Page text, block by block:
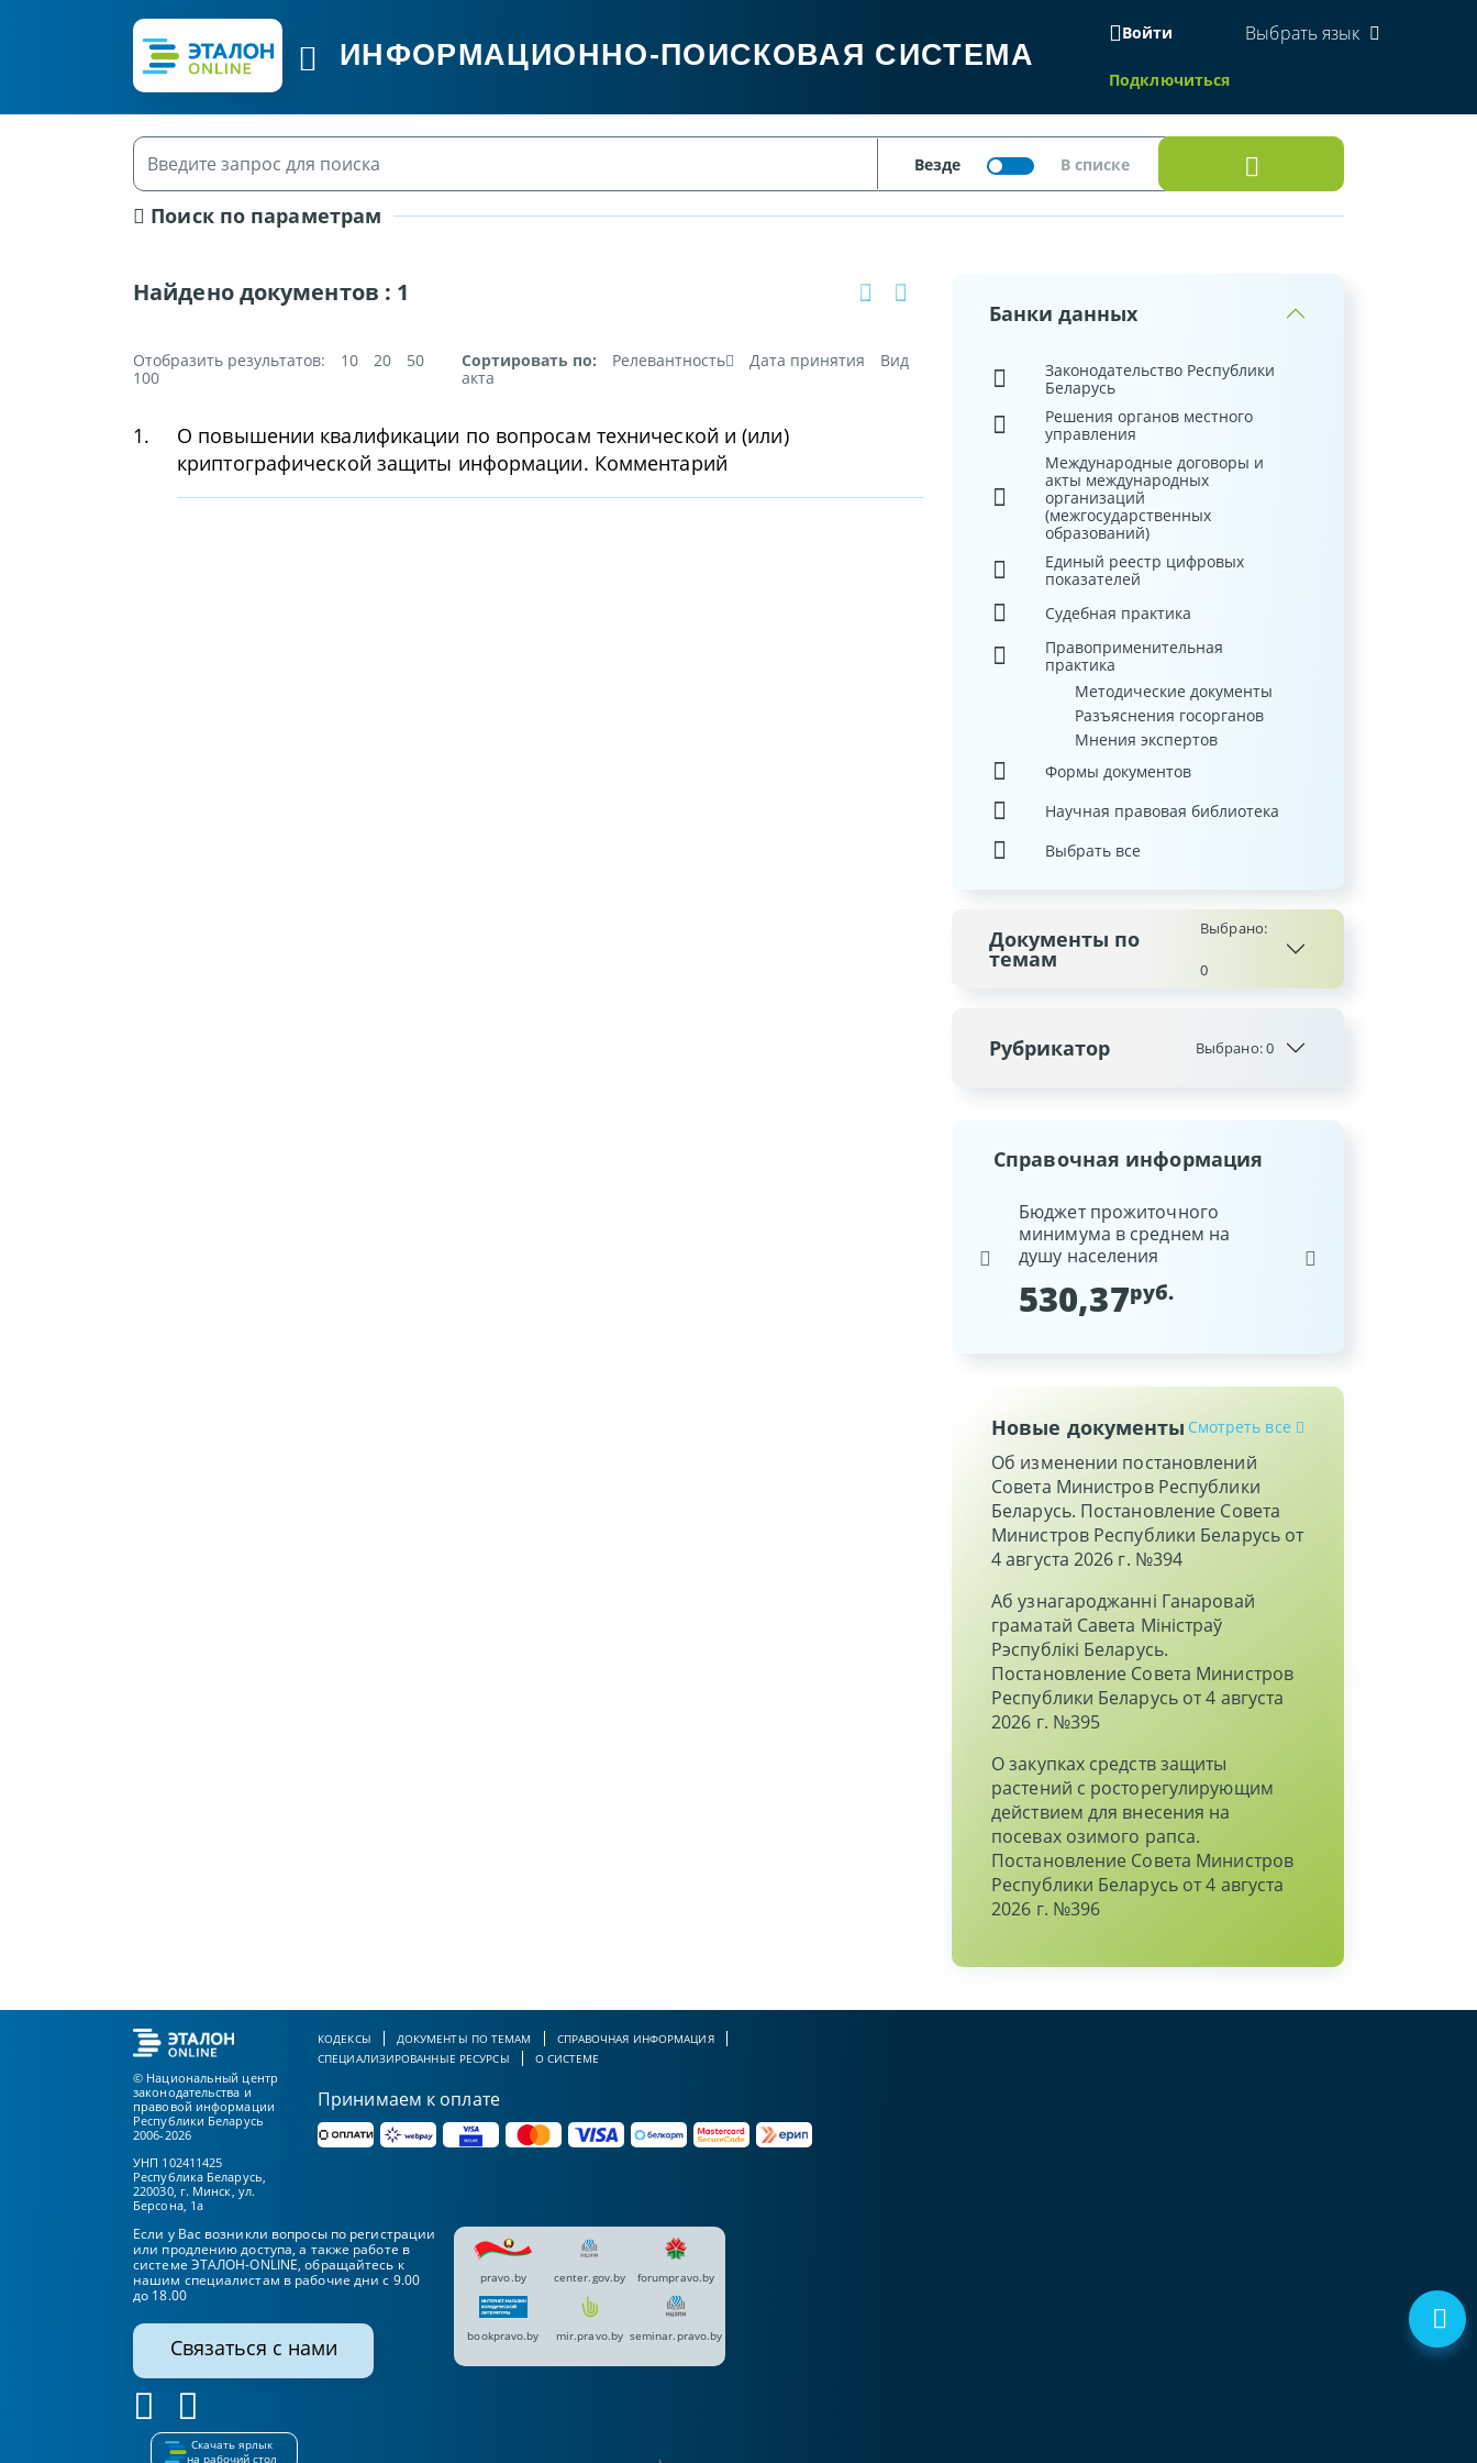
ИНФОРМАЦИОННО-ПОИСКОВАЯ СИСТЕМА
Войти
Подключиться
Выбрать язык
Поиск по параметрам
Найдено документов : 1
Отобразить результатов: 10 20
50
100
Сортировать по: Релевантность Дата принятия
Вид
акта
1.
О повышении квалификации по вопросам технической и (или)
криптографической защиты информации. Комментарий
Банки данных
Законодательство Республики
Беларусь
Решения органов местного
управления
Международные договоры и
акты международных
организаций
(межгосударственных
образований)
Единый реестр цифровых
показателей
Судебная практика
Правоприменительная
практика
Методические документы
Разъяснения госорганов
Мнения экспертов
Формы документов
Научная правовая библиотека
Выбрать все
Документы по
темам
Выбрано:
0
Рубрикатор Выбрано:0
Справочная информация
Бюджет прожиточного
минимума в среднем на
душу населения
530,37руб.
Республики Беларусь
Новые документы Смотреть все
Об изменении постановлений
Совета Министров Республики
Беларусь. Постановление Совета
Министров Республики Беларусь от
4 августа 2026 г. №394
Аб узнагароджаннi Ганаровай
граматай Савета Мiнiстраў
Рэспублiкi Беларусь.
Постановление Совета Министров
Республики Беларусь от 4 августа
2026 г. №395
О закупках средств защиты
растений с росторегулирующим
действием для внесения на
посевах озимого рапса.
Постановление Совета Министров
Республики Беларусь от 4 августа
2026 г. №396
© Национальный центр
законодательства и
правовой информации
Республики Беларусь
2006-2026
УНП 102411425
Республика Беларусь,
220030, г. Минск, ул.
Берсона, 1а
КОДЕКСЫ ДОКУМЕНТЫ ПО ТЕМАМ
СПРАВОЧНАЯ ИНФОРМАЦИЯ
СПЕЦИАЛИЗИРОВАННЫЕ РЕСУРСЫ
О СИСТЕМЕ
Принимаем к оплате
Если у Вас возникли вопросы по регистрации
или продлению доступа, а также работе в
системе ЭТАЛОН-ONLINE, обращайтесь к
нашим специалистам в рабочие дни с 9.00
до 18.00
Связаться с нами
Скачать ярлык
на рабочий стол
pravo.by center.gov.by forumpravo.by
bookpravo.by mir.pravo.by seminar.pravo.by